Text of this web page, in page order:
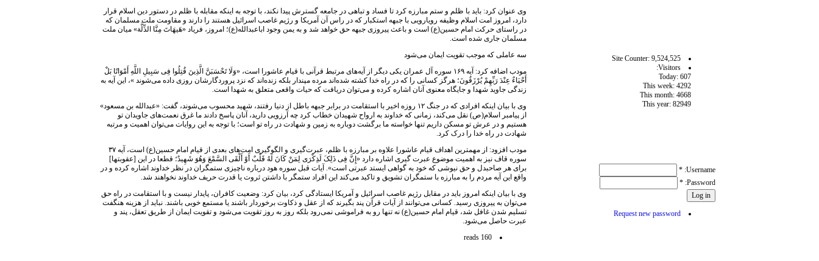
Site Counter: 9,524,525
Visitors:
Today: 607
This week: 4292
This month: 4668
This year: 82949
Username:
*
Password:
*
Request new password
وی عنوان کرد: باید با ظلم و ستم مبارزه کرد تا فساد و تباهی در جامعه گسترش پیدا نکند، با توجه به اینکه مقابله با ظلم در دستور دین اسلام قرار
دارد، امروز امت اسلام وظیفه رویارویی با جبهه استکبار که در راس آن آمریکا و رژیم غاصب اسرائیل هستند را دارند و مقاومت ملت مسلمان که
در راستای حرکت امام حسین(ع) است و باعث پیروزی جبهه حق خواهد شد و به یمن وجود اباعبدالله(ع)؛ امروز، فریاد «هَیهَاتَ مِنَّا الذِّلَّة» میان ملت
مسلمان جاری شده است.
سه عاملی که موجب تقویت ایمان می‌شود
مودب اضافه کرد: آیه ۱۶۹ سوره آل عمران یکی دیگر از آیه‌های مرتبط قرآنی با قیام عاشورا است، «وَلَا تَحْسَبَنَّ الَّذِینَ قُتِلُوا فِی سَبِیلِ اللَّهِ أَمْوَاتًا بَلْ
أَحْیَاءٌ عِنْدَ رَبِّهِمْ یُرْزَقُونَ؛ هرگز کسانی را که در راه خدا کشته شده‌اند مرده مپندار بلکه زنده‌اند که نزد پروردگارشان روزی داده می‌شوند »، این آیه به
زندگی جاوید شهدا و جایگاه معنوی آنان اشاره کرده و می‌توان دریافت که حیات واقعی متعلق به شهدا است.
وی با بیان اینکه افرادی که در جنگ ۱۲ روزه اخیر با استقامت در برابر جبهه باطل از دنیا رفتند، شهید محسوب می‌شوند، گفت: «عبدالله بن مسعود»
از پیامبر اسلام(ص) نقل می‌کند، زمانی که خداوند به ارواح شهیدان خطاب کرد چه آرزویی دارید، آنان پاسخ دادند ما غرق نعمت‌های جاویدان تو
هستیم و در عرش تو مسکن داریم تنها خواسته ما برگشت دوباره به زمین و شهادت در راه تو است؛ با توجه به این روایات می‌توان اهمیت و مرتبه
شهادت در راه خدا را درک کرد.
مودب افزود: از مهمترین اهداف قیام عاشورا علاوه بر مبارزه با ظلم، عبرت‌گیری و الگوگیری امت‌های بعدی از قیام امام حسین(ع) است، آیه ۳۷
سوره قاف نیز به اهمیت موضوع عبرت گیری اشاره دارد «إِنَّ فِی ذَلِکَ لَذِکْرَی لِمَنْ کَانَ لَهُ قَلْبٌ أَوْ أَلْقَی السَّمْعَ وَهُوَ شَهِیدٌ؛ قطعا در این [عقوبتها]
برای هر صاحبدل و حق نیوشی که خود به گواهی ایستد عبرتی است». آیات قبل سوره هود درباره ناچیزی ستمگران در نظر خداوند اشاره کرده و در
واقع این آیه مردم را به مبارزه با ستمگران تشویق و تاکید می‌کند این افراد ستمگر با داشتن ثروت یا قدرت حریف خداوند نخواهند شد.
وی با بیان اینکه امروز باید در مقابل رژیم غاصب اسرائیل و آمریکا ایستادگی کرد، بیان کرد: وضعیت کافران، پایدار نیست و با استقامت در راه حق
می‌توان به پیروزی رسید. کسانی می‌توانند از آیات قرآن پند بگیرند که از عقل و ذکاوت برخوردار باشند یا مستمع خوبی باشند. نباید از هزینه هنگفت
تسلیم شدن غافل شد، قیام امام حسین(ع) نه تنها رو به فراموشی نمی‌رود بلکه روز به روز تقویت می‌شود و تقویت ایمان از طریق تعقل، پند و
عبرت حاصل می‌شود.
160 reads